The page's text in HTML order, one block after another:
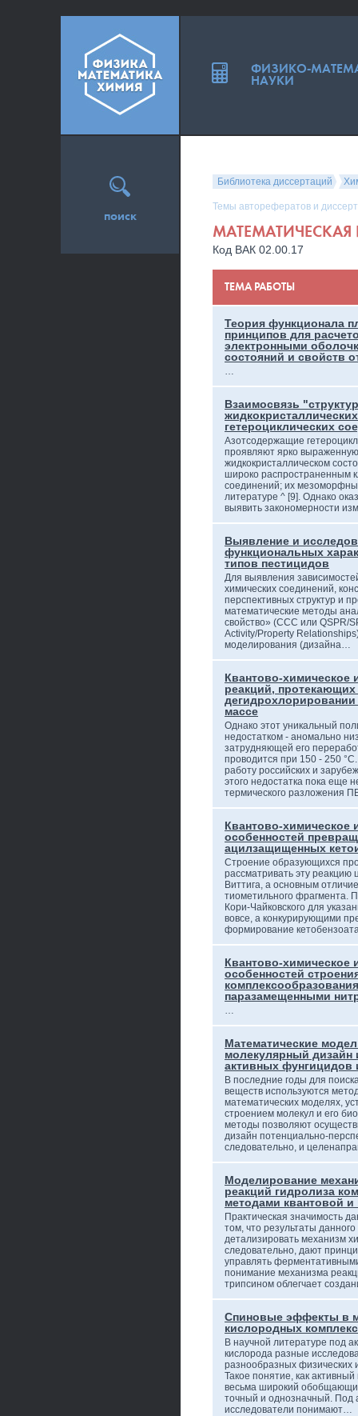
Библиотека диссертаций
Темы авторефератов и
Код ВАК 02.00.17
ТЕМА РАБОТЫ
Теория функционала
принципов для
электронными
состояний и свойств
…
Взаимосвязь
гетероциклических
Азотсодержащие
проявляют ярко
жидкокристаллическом
широко распространенным
соединений; их
литературе ^ [9]. Однако
выявить закономерности
Выявление и
функциональных
типов пестицидов
Для выявления
химических соединений,
перспективных структур и
математические методы
свойство» (ССС или QSPR/
Activity/Property
моделирования (дизайна…
Квантово-химическое
реакций,
массе
Однако этот уникальный
недостатком - аномально
затрудняющей его
проводится при 150 - 250
работу российских и
этого недостатка пока еще
термического разложения
Квантово-химическое
особенностей
ацилзащищенных
Строение образующихся
рассматривать эту реакцию
Виттига, а основным
тиометильного фрагмента.
Кори-Чайковского для
вовсе, а конкурирующими
формирование
Квантово-химическое
особенностей
паразамещенными
…
Математические
молекулярный дизайн
активных фунгицидов
В последние годы для
веществ используются
математических моделях,
строением молекул и его
методы позволяют
дизайн потенциально-
следовательно, и
Моделирование
реакций гидролиза
методами квантовой
Практическая значимость
том, что результаты
детализировать механизм
следовательно, дают
управлять
понимание механизма
трипсином облегчает
Спиновые эффекты в
кислородных
В научной литературе под
кислорода разные
разнообразных физических
Такое понятие, как
весьма широкий
точный и однозначный. Под
исследователи понимают…
поиск
ФИЗИКО-
НАУКИ